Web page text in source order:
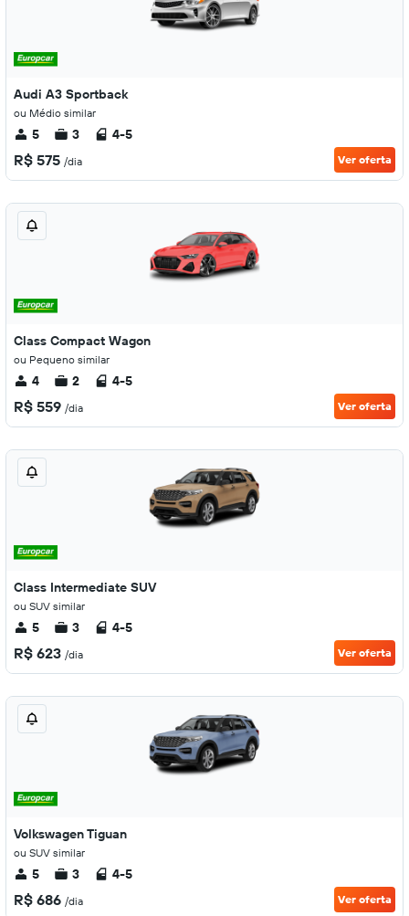
Audi A3 Sportback
ou Médio similar
5 3 4-5
R$ 575 /dia Ver oferta
Class Compact Wagon
ou Pequeno similar
4 2 4-5
R$ 559 /dia Ver oferta
Class Intermediate SUV
ou SUV similar
5 3 4-5
R$ 623 /dia Ver oferta
Volkswagen Tiguan
ou SUV similar
5 3 4-5
R$ 686 /dia Ver oferta